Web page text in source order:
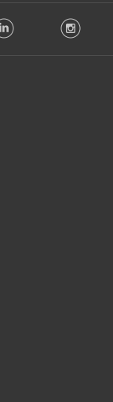
LinkedIn